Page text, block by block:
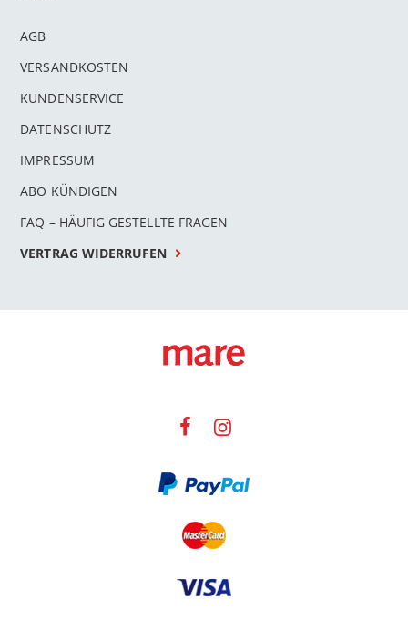
AGB
VERSANDKOSTEN
KUNDENSERVICE
DATENSCHUTZ
IMPRESSUM
ABO KÜNDIGEN
FAQ – HÄUFIG GESTELLTE FRAGEN
VERTRAG WIDERRUFEN